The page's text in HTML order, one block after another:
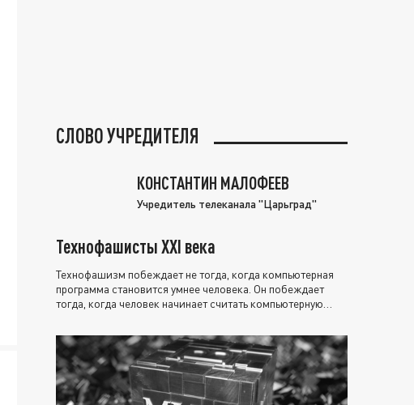
СЛОВО УЧРЕДИТЕЛЯ
КОНСТАНТИН МАЛОФЕЕВ
Учредитель телеканала "Царьград"
Технофашисты XXI века
Технофашизм побеждает не тогда, когда компьютерная
программа становится умнее человека. Он побеждает
тогда, когда человек начинает считать компьютерную